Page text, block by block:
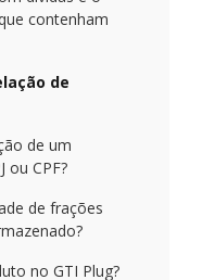
contenham
de
de um
ou CPF?
de frações
no GTI Plug?